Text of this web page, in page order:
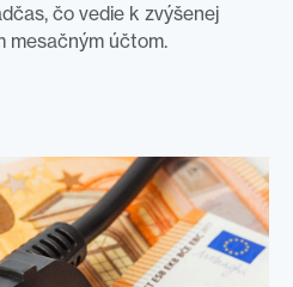
čo vedie k zvýšenej
mesačným účtom.